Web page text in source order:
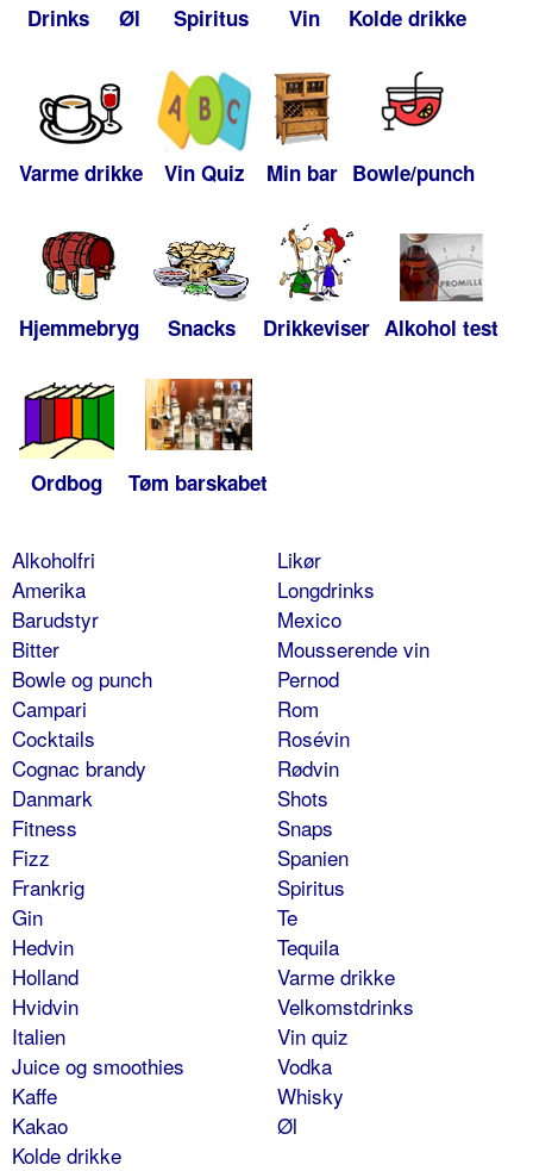
Drinks Øl Spiritus Vin Kolde drikke
Varme drikke Vin Quiz Min bar Bowle/punch
Hjemmebryg Snacks Drikkeviser Alkohol test
Ordbog Tøm barskabet
Alkoholfri
Amerika
Barudstyr
Bitter
Bowle og punch
Campari
Cocktails
Cognac brandy
Danmark
Fitness
Fizz
Frankrig
Gin
Hedvin
Holland
Hvidvin
Italien
Juice og smoothies
Kaffe
Kakao
Kolde drikke
Likør
Longdrinks
Mexico
Mousserende vin
Pernod
Rom
Rosévin
Rødvin
Shots
Snaps
Spanien
Spiritus
Te
Tequila
Varme drikke
Velkomstdrinks
Vin quiz
Vodka
Whisky
Øl